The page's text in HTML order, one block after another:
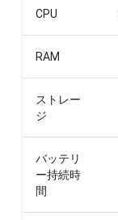
CPU
RAM
ストレー
ジ
バッテリ
ー持続時
間